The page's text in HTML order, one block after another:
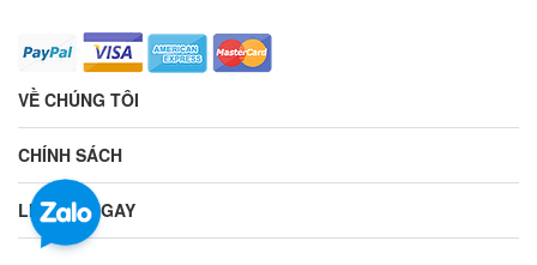
VỀ CHÚNG TÔI
CHÍNH SÁCH
LIÊN HỆ NGAY